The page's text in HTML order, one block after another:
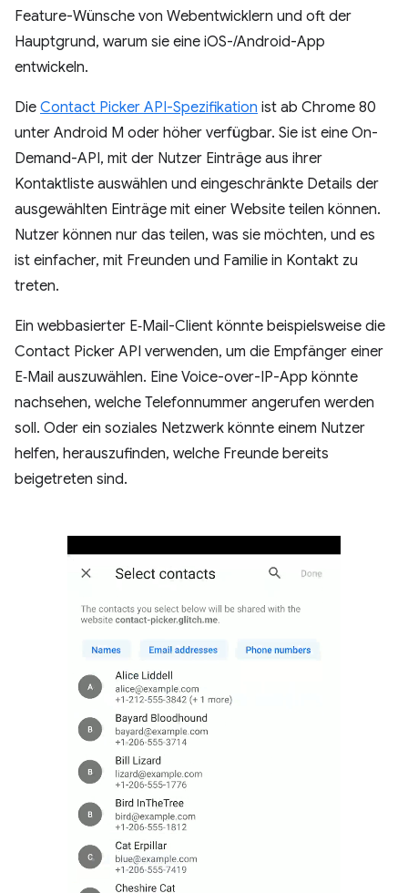
Feature-Wünsche von Webentwicklern und oft der
Hauptgrund, warum sie eine iOS-/Android-App
entwickeln.
Die Contact Picker API-Spezifikation ist ab Chrome 80
unter Android M oder höher verfügbar. Sie ist eine On-
Demand-API, mit der Nutzer Einträge aus ihrer
Kontaktliste auswählen und eingeschränkte Details der
ausgewählten Einträge mit einer Website teilen können.
Nutzer können nur das teilen, was sie möchten, und es
ist einfacher, mit Freunden und Familie in Kontakt zu
treten.
Ein webbasierter E‑Mail-Client könnte beispielsweise die
Contact Picker API verwenden, um die Empfänger einer
E‑Mail auszuwählen. Eine Voice-over-IP-App könnte
nachsehen, welche Telefonnummer angerufen werden
soll. Oder ein soziales Netzwerk könnte einem Nutzer
helfen, herauszufinden, welche Freunde bereits
beigetreten sind.